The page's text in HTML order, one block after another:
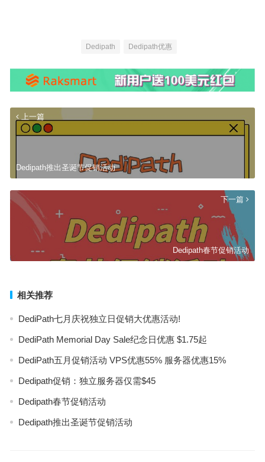
Dedipath Dedipath优惠
上一篇
Dedipath推出圣诞节促销活动
下一篇
Dedipath春节促销活动
相关推荐
DediPath七月庆祝独立日促销大优惠活动!
DediPath Memorial Day Sale纪念日优惠 $1.75起
DediPath五月促销活动 VPS优惠55% 服务器优惠15%
Dedipath促销：独立服务器仅需$45
Dedipath春节促销活动
Dedipath推出圣诞节促销活动